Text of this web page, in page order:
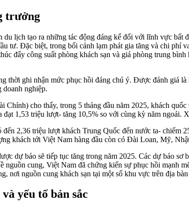
trưởng
du lịch tạo ra những tác động đáng kể đối với lĩnh vực bất
tư. Đặc biệt, trong bối cảnh lạm phát gia tăng và chi
đẩy công suất phòng khách sạn và giá phòng trung
thời ghi nhận mức phục hồi đáng chú ý. Được đánh giá
doanh nghiệp.
Chính) cho thấy, trong 5 tháng đầu năm 2025, khách
đạt 1,53 triệu lượt- tăng 10,5% so với cùng kỳ năm
đến 2,36 triệu lượt khách Trung Quốc đến nước ta-
khách tới Việt Nam hàng đầu còn có Đài Loan, Mỹ,
dự báo sẽ tiếp tục tăng trong năm 2025. Các dự báo
nguồn cung, Việt Nam đã chứng kiến sự phục hồi mạnh
nơi nguồn cung khách sạn tại một số khu vực trên địa
yếu tố bản sắc